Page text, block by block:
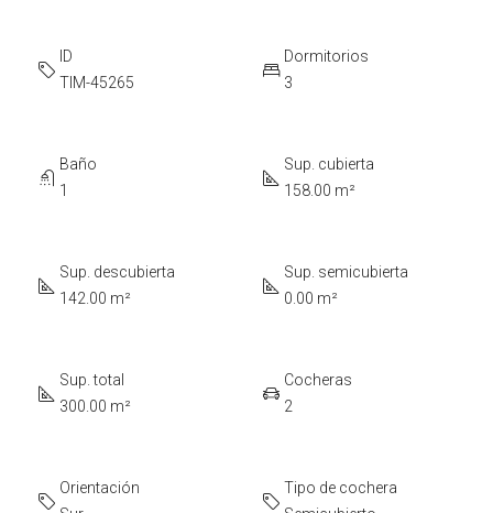
ID
TIM-45265
Dormitorios
3
Baño
1
Sup. cubierta
158.00 m²
Sup. descubierta
142.00 m²
Sup. semicubierta
0.00 m²
Sup. total
300.00 m²
Cocheras
2
Orientación
Tipo de cochera